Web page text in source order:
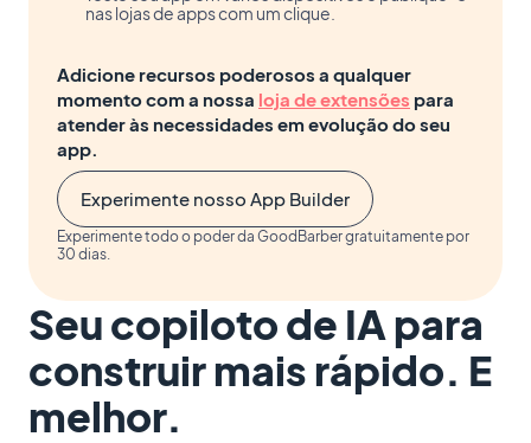
nas lojas de apps com um clique.
Adicione recursos poderosos a qualquer
momento com a nossa loja de extensões para
atender às necessidades em evolução do seu
app.
Experimente nosso App Builder
Experimente todo o poder da GoodBarber gratuitamente por
30 dias.
Seu copiloto de IA para
construir mais rápido. E
melhor.